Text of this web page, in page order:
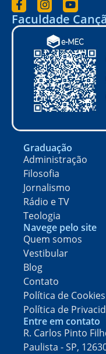
Faculdade
Graduação
Administração
Filosofia
Jornalismo
Rádio e TV
Teologia
Navege pelo site
Quem somos
Vestibular
Blog
Contato
Política de Cookies
Política de
Entre em contato
R. Carlos Pinto
Paulista - SP,